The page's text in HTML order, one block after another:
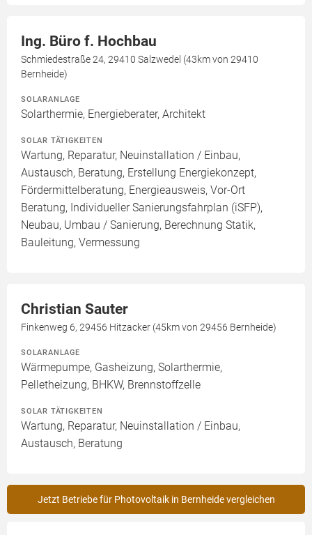
Ing. Büro f. Hochbau
Schmiedestraße 24, 29410 Salzwedel (43km von 29410
Bernheide)
SOLARANLAGE
Solarthermie, Energieberater, Architekt
SOLAR TÄTIGKEITEN
Wartung, Reparatur, Neuinstallation / Einbau,
Austausch, Beratung, Erstellung Energiekonzept,
Fördermittelberatung, Energieausweis, Vor-Ort
Beratung, Individueller Sanierungsfahrplan (iSFP),
Neubau, Umbau / Sanierung, Berechnung Statik,
Bauleitung, Vermessung
Christian Sauter
Finkenweg 6, 29456 Hitzacker (45km von 29456 Bernheide)
SOLARANLAGE
Wärmepumpe, Gasheizung, Solarthermie,
Pelletheizung, BHKW, Brennstoffzelle
SOLAR TÄTIGKEITEN
Wartung, Reparatur, Neuinstallation / Einbau,
Austausch, Beratung
Jetzt Betriebe für Photovoltaik in Bernheide vergleichen